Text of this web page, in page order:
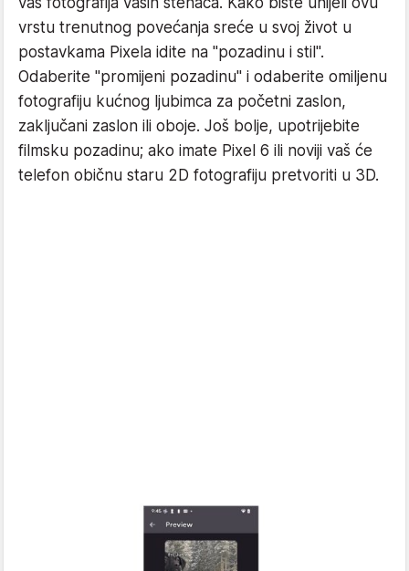
vrstu trenutnog povećanja sreće u svoj život u
postavkama Pixela idite na "pozadinu i stil".
Odaberite "promijeni pozadinu" i odaberite omiljenu
fotografiju kućnog ljubimca za početni zaslon,
zaključani zaslon ili oboje. Još bolje, upotrijebite
filmsku pozadinu; ako imate Pixel 6 ili noviji vaš će
telefon običnu staru 2D fotografiju pretvoriti u 3D.